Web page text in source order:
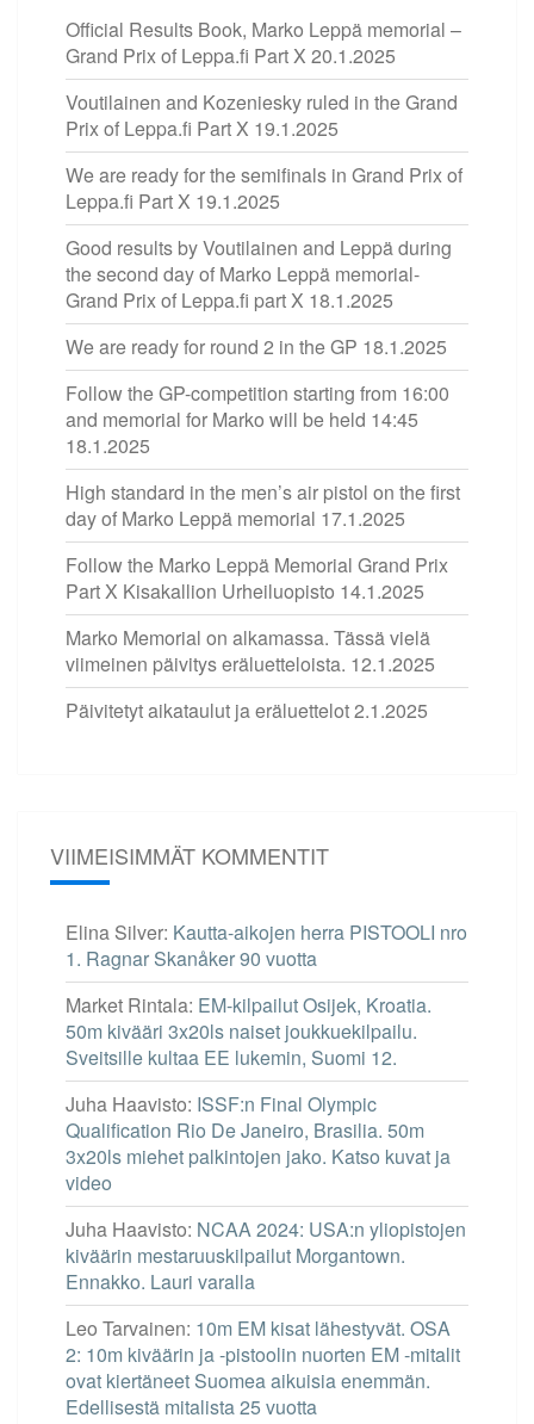
Official Results Book, Marko Leppä memorial –
Grand Prix of Leppa.fi Part X 20.1.2025
Voutilainen and Kozeniesky ruled in the Grand
Prix of Leppa.fi Part X 19.1.2025
We are ready for the semifinals in Grand Prix of
Leppa.fi Part X 19.1.2025
Good results by Voutilainen and Leppä during
the second day of Marko Leppä memorial-
Grand Prix of Leppa.fi part X 18.1.2025
We are ready for round 2 in the GP 18.1.2025
Follow the GP-competition starting from 16:00
and memorial for Marko will be held 14:45
18.1.2025
High standard in the men’s air pistol on the first
day of Marko Leppä memorial 17.1.2025
Follow the Marko Leppä Memorial Grand Prix
Part X Kisakallion Urheiluopisto 14.1.2025
Marko Memorial on alkamassa. Tässä vielä
viimeinen päivitys eräluetteloista. 12.1.2025
Päivitetyt aikataulut ja eräluettelot2.1.2025
VIIMEISIMMÄT KOMMENTIT
Elina Silver: Kautta-aikojen herra PISTOOLI nro
1. Ragnar Skanåker 90 vuotta
Market Rintala: EM-kilpailut Osijek, Kroatia.
50m kivääri 3x20ls naiset joukkuekilpailu.
Sveitsille kultaa EE lukemin, Suomi 12.
Juha Haavisto: ISSF:n Final Olympic
Qualification Rio De Janeiro, Brasilia. 50m
3x20ls miehet palkintojen jako. Katso kuvat ja
video
Juha Haavisto: NCAA 2024: USA:n yliopistojen
kiväärin mestaruuskilpailut Morgantown.
Ennakko. Lauri varalla
Leo Tarvainen: 10m EM kisat lähestyvät. OSA
2: 10m kiväärin ja -pistoolin nuorten EM -mitalit
ovat kiertäneet Suomea aikuisia enemmän.
Edellisestä mitalista 25 vuotta